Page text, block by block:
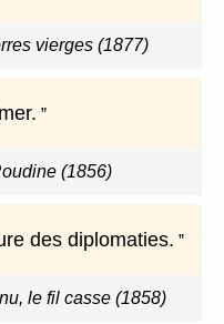
vierges (1877)
(1856)
des diplomaties.
le fil casse (1858)